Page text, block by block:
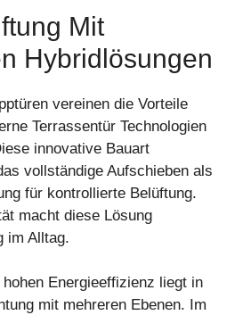
Mit
Hybridlösungen
vereinen die Vorteile
Terrassentür Technologien
innovative Bauart
vollständige Aufschieben als
für kontrollierte Belüftung.
macht diese Lösung
im Alltag.
Energieeffizienz liegt in
mit mehreren Ebenen. Im